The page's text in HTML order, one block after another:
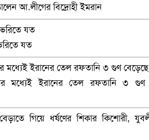
আ.লীগের বিদ্রোহী ইমরান
যত
মধ্যেই ইরানের তেল রফতানি ৩ গুণ